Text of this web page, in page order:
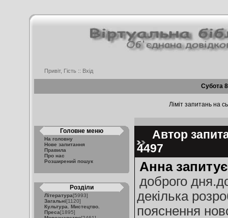
Привіт, Гість :: Вхід
Субота
Ліміт запитань на
Головне меню
На головну
Нове запитання
Правила
Про нас
Розширений пошук
Розділи
Література[5993]
Загальні[1120]
Культура. Мистецтво.
Преса[1895]
Автор
4497
Анна
доброго
декілька
пояснення